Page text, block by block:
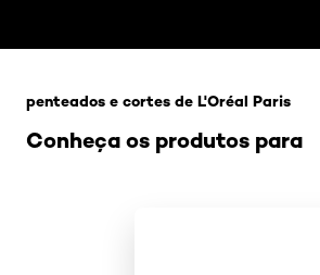
Conheça os produtos para
penteados e cortes de L'Oréal Paris